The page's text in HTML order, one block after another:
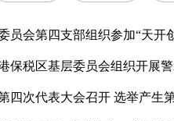
员会第四支部组织参加“天开
保税区基层委员会组织开展
四次代表大会召开 选举产生